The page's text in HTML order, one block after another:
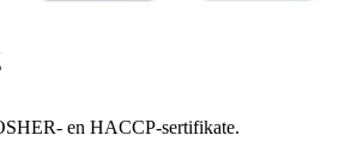
en HACCP-sertifikate.